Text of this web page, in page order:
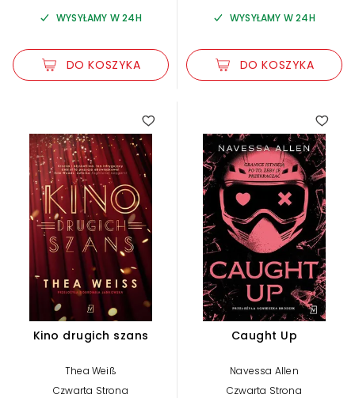
WYSYŁAMY W 24H
DO KOSZYKA
WYSYŁAMY W 24H
DO KOSZYKA
Kino drugich szans
Thea Weiß
Czwarta Strona
Caught Up
Navessa Allen
Czwarta Strona